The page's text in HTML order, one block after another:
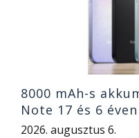
8000 mAh-s
Note 17 és 6
2026. augusztus 6.